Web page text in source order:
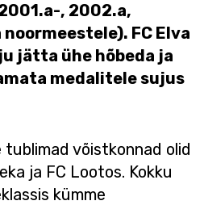
, 2002.a,
FC Elva
jätta ühe hõbeda ja
medalitele sujus
võistkonnad olid
ja FC Lootos. Kokku
kümme